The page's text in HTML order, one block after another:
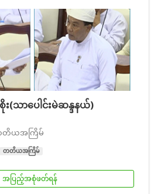
း(သာပေါင်းမဲဆန္ဒနယ်)
ယအကြိမ်
တတိယအကြိမ်
အပြည့်အစုံဖတ်ရန်